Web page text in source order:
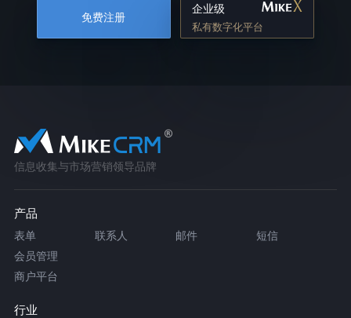
免费注册
企业级
私有数字化平台
信息收集与市场营销领导品牌
产品
表单 联系人 邮件
短信
会员管理
商户平台
行业